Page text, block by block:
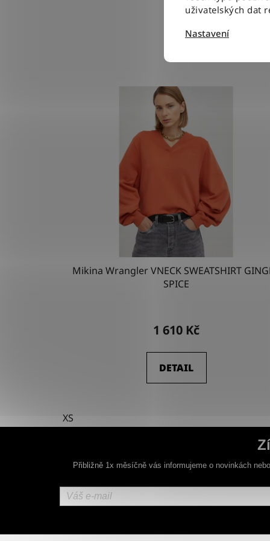
uživatelských dat
Nastavení
Mikina Wrangler VNECK SWEATSHIRT
SPICE
1 610 Kč
DETAIL
XS
Přibližně 1x měsíčně vás informujeme o novinkách